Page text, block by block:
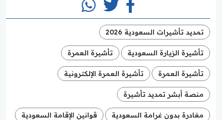
تمديد تأشيرات السعودية 2026
تأشيرة الزيارة السعودية تأشيرة العمرة
تأشيرة العمرة تأشيرة العمرة الإلكترونية
منصة أبشر تمديد تأشيرة
مغادرة بدون غرامة السعودية قوانين الإقامة السعودية